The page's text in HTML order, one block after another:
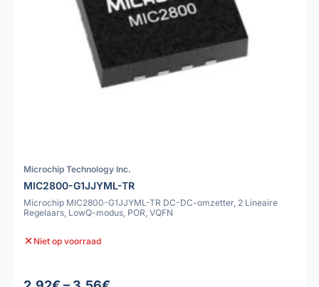
Microchip Technology Inc.
MIC2800-G1JJYML-TR
Microchip MIC2800-G1JJYML-TR DC-DC-omzetter, 2 Lineaire
Regelaars, LowQ-modus, POR, VQFN
Niet op voorraad